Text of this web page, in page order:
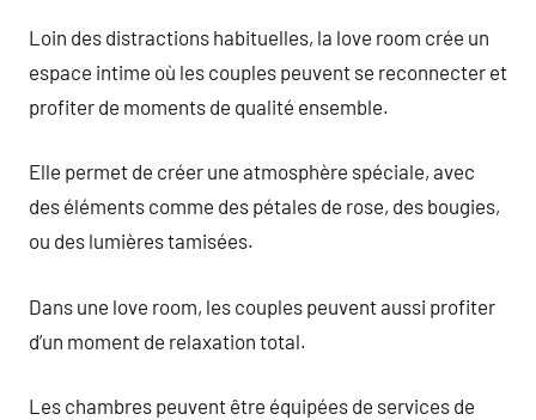
Loin des distractions habituelles, la love room crée un
espace intime où les couples peuvent se reconnecter et
profiter de moments de qualité ensemble.
Elle permet de créer une atmosphère spéciale, avec
des éléments comme des pétales de rose, des bougies,
ou des lumières tamisées.
Dans une love room, les couples peuvent aussi profiter
d’un moment de relaxation total.
Les chambres peuvent être équipées de services de